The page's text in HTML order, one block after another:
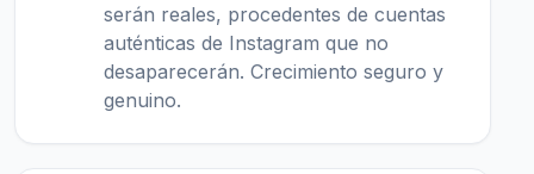
serán reales, procedentes de cuentas
auténticas de Instagram que no
desaparecerán. Crecimiento seguro y
genuino.